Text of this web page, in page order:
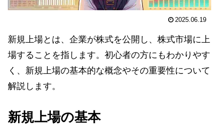
2025.06.19
新規上場とは、企業が株式を公開し、株式市場に上
場することを指します。初心者の方にもわかりやす
く、新規上場の基本的な概念やその重要性について
解説します。
新規上場の基本